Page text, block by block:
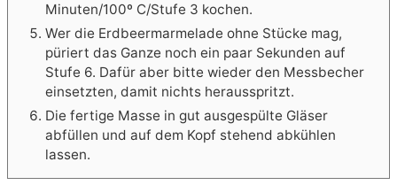
Minuten/100º C/Stufe 3 kochen.
Wer die Erdbeermarmelade ohne Stücke mag,
püriert das Ganze noch ein paar Sekunden auf
Stufe 6. Dafür aber bitte wieder den Messbecher
einsetzten, damit nichts herausspritzt.
Die fertige Masse in gut ausgespülte Gläser
abfüllen und auf dem Kopf stehend abkühlen
lassen.